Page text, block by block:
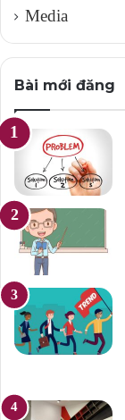
Media
Bài mới đăng